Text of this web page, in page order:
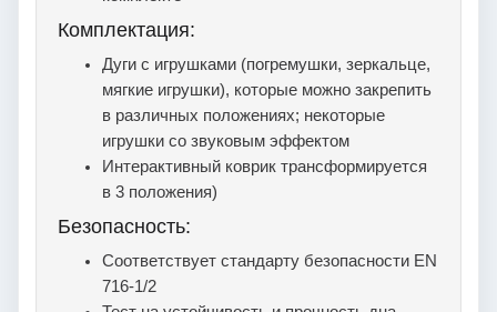
Комплектация:
Дуги с игрушками (погремушки, зеркальце,
мягкие игрушки), которые можно закрепить
в различных положениях; некоторые
игрушки со звуковым эффектом
Интерактивный коврик трансформируется
в 3 положения)
Безопасность:
Соответствует стандарту безопасности EN
716-1/2